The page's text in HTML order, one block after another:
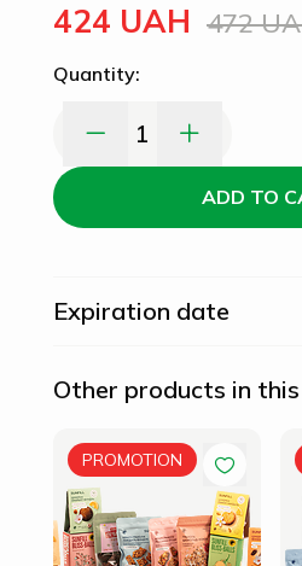
424 UAH 472
Quantity:
1
ADD TO
Expiration date
Other products in
PROMOTION